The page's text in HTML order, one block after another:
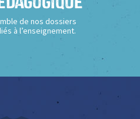
de nos dossiers
à l’enseignement.